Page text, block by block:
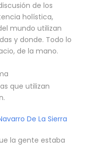
de los
holística,
mundo utilizan
y donde. Todo lo
de la mano.
que utilizan
De La Sierra
la gente estaba